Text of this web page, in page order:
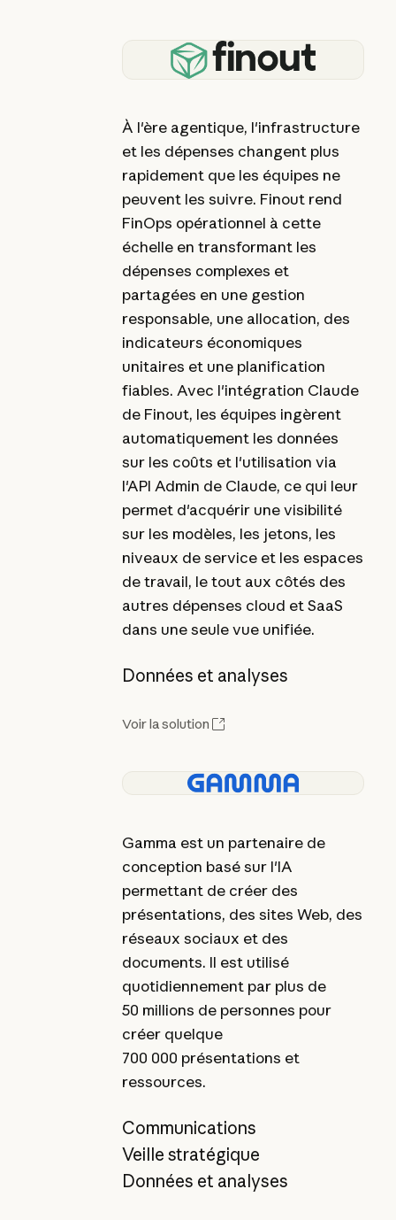
À l'ère agentique, l'infrastructure
et les dépenses changent plus
rapidement que les équipes ne
peuvent les suivre. Finout rend
FinOps opérationnel à cette
échelle en transformant les
dépenses complexes et
partagées en une gestion
responsable, une allocation, des
indicateurs économiques
unitaires et une planification
fiables. Avec l'intégration Claude
de Finout, les équipes ingèrent
automatiquement les données
sur les coûts et l'utilisation via
l'API Admin de Claude, ce qui leur
permet d'acquérir une visibilité
sur les modèles, les jetons, les
niveaux de service et les espaces
de travail, le tout aux côtés des
autres dépenses cloud et SaaS
dans une seule vue unifiée.
Données et analyses
Voir la solution
Gamma est un partenaire de
conception basé sur l'IA
permettant de créer des
présentations, des sites Web, des
réseaux sociaux et des
documents. Il est utilisé
quotidiennement par plus de
50 millions de personnes pour
créer quelque
700 000 présentations et
ressources.
Communications
Veille stratégique
Données et analyses